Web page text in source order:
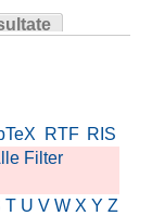
RTF RIS
Filter
T U V W X Y Z